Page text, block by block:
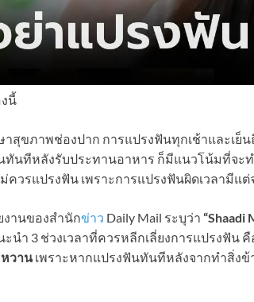
นี้
าสุขภาพช่องปาก การแปรงฟันทุกเช้าและเย็
ทันทีหลังรับประทานอาหาร ก็มีแนวโน้มที่จะ
ม่ควรแปรงฟัน เพราะการแปรงฟันผิดเวลามีแ
งานของสำนักข่าว Daily Mail ระบุว่า “Shaadi
นำ 3 ช่วงเวลาที่ควรหลีกเลี่ยงการแปรงฟัน คื
วานเพราะหากแปรงฟันทันทีหลังจากทำสิ่งข้